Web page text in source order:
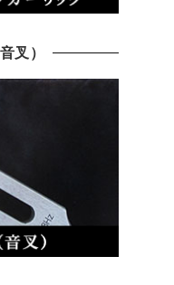
叉）